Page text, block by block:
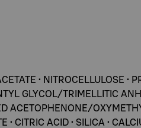
• NITROCELLULOSE •
GLYCOL/TRIMELLITIC
ACETOPHENONE/
CITRIC ACID • SILICA •